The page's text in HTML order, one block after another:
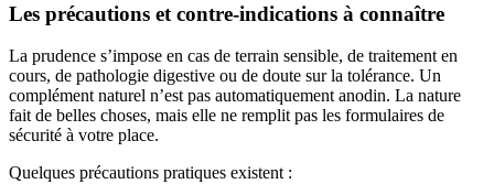
Les précautions et contre-indications à connaître
La prudence s’impose en cas de terrain sensible, de traitement en
cours, de pathologie digestive ou de doute sur la tolérance. Un
complément naturel n’est pas automatiquement anodin. La nature
fait de belles choses, mais elle ne remplit pas les formulaires de
sécurité à votre place.
Quelques précautions pratiques existent :